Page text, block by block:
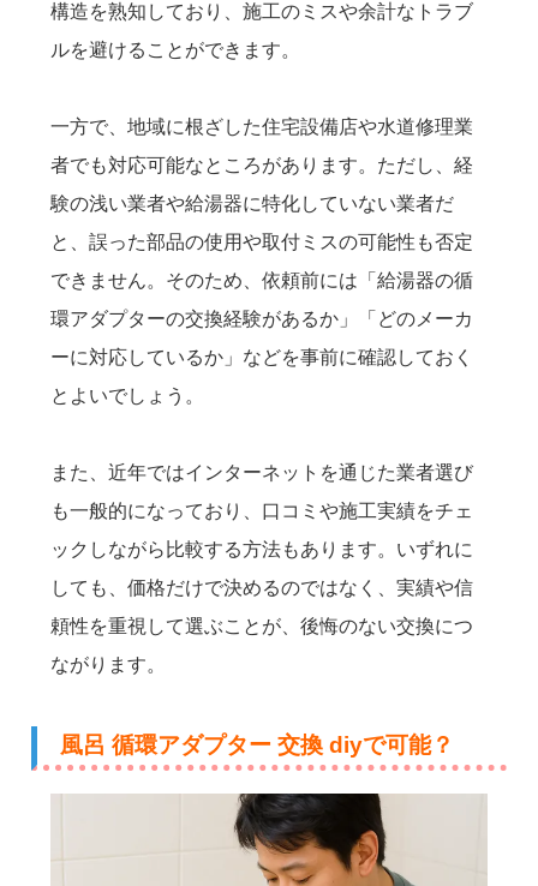
構造を熟知しており、施工のミスや余計なトラブ
ルを避けることができます。
一方で、地域に根ざした住宅設備店や水道修理業
者でも対応可能なところがあります。ただし、経
験の浅い業者や給湯器に特化していない業者だ
と、誤った部品の使用や取付ミスの可能性も否定
できません。そのため、依頼前には「給湯器の循
環アダプターの交換経験があるか」「どのメーカ
ーに対応しているか」などを事前に確認しておく
とよいでしょう。
また、近年ではインターネットを通じた業者選び
も一般的になっており、口コミや施工実績をチェ
ックしながら比較する方法もあります。いずれに
しても、価格だけで決めるのではなく、実績や信
頼性を重視して選ぶことが、後悔のない交換につ
ながります。
風呂 循環アダプター 交換 diyで可能？